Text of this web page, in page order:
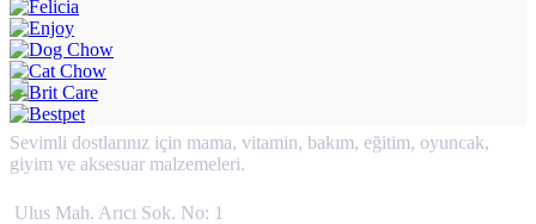
Sevimli dostlarınız için mama, vitamin, bakım, eğitim, oyuncak,
giyim ve aksesuar malzemeleri.
Ulus Mah. Arıcı Sok. No: 1